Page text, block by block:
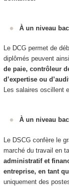
À un niveau
Le DCG permet de
diplômés peuvent
de paie, contrôleur
d’expertise ou
Les salaires oscillent
À un niveau
Le DSCG confère le
marché du travail en
administratif et
entreprise, en tant
uniquement des